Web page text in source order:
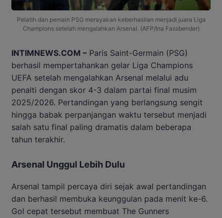
Pelatih dan pemain PSG merayakan keberhasilan menjadi juara Liga
Champions setelah mengalahkan Arsenal. (AFP/Ina Fassbender)
INTIMNEWS.COM – Paris Saint-Germain (PSG)
berhasil mempertahankan gelar Liga Champions
UEFA setelah mengalahkan Arsenal melalui adu
penalti dengan skor 4-3 dalam partai final musim
2025/2026. Pertandingan yang berlangsung sengit
hingga babak perpanjangan waktu tersebut menjadi
salah satu final paling dramatis dalam beberapa
tahun terakhir.
Arsenal Unggul Lebih Dulu
Arsenal tampil percaya diri sejak awal pertandingan
dan berhasil membuka keunggulan pada menit ke-6.
Gol cepat tersebut membuat The Gunners